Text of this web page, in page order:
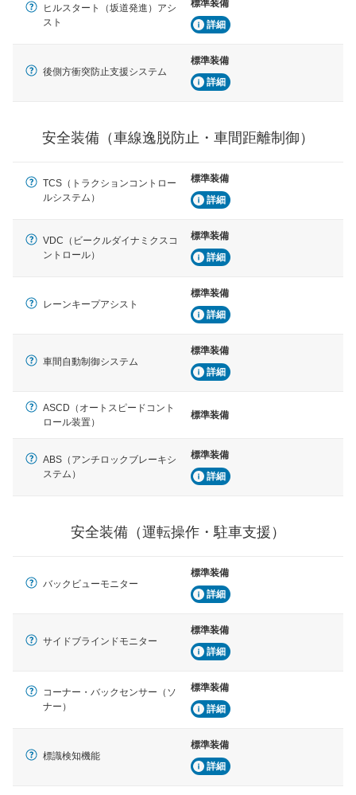
車間距離制御
安全な車間距離を保ちながら前車を追従するアダプティ
ブ・クルーズ・コントロールなどが装備されています。
運転・駐車支援
駐車をスムーズに行うためにインテリジェンスパーキン
グ・アシストやサイドブラインドモニターなどが装備さ
衝撃軽減
ルトなどが装備されています。
ヒルスタート（坂道発進）アシ
スト
標準装備
詳細
後側方衝突防止支援システム
標準装備
詳細
安全装備（車線逸脱防止・車間距離制御）
TCS（トラクションコントロー
ルシステム）
標準装備
詳細
VDC（ビークルダイナミクスコ
ントロール）
標準装備
詳細
レーンキープアシスト
標準装備
詳細
車間自動制御システム
標準装備
詳細
ASCD（オートスピードコント
ロール装置）
標準装備
ABS（アンチロックブレーキシ
ステム）
標準装備
詳細
安全装備（運転操作・駐車支援）
バックビューモニター
標準装備
詳細
サイドブラインドモニター
標準装備
詳細
コーナー・バックセンサー（ソ
ナー）
標準装備
詳細
標識検知機能
標準装備
詳細